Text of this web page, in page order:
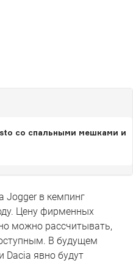
со спальными мешками и
Jogger в кемпинг
Цену фирменных
можно рассчитывать,
В будущем
явно будут